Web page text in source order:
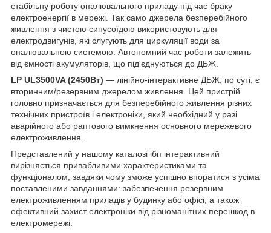
стабільну роботу опалювального приладу під час браку
електроенергії в мережі. Так само джерела безперебійного
живлення з чистою синусоїдою використовують для
електродвигунів, які слугують для циркуляції води за
опалювальною системою. Автономний час роботи залежить
від ємності акумуляторів, що під'єднуються до ДБЖ.
LP UL3500VA (2450Вт) — лінійно-інтерактивне ДБЖ, по суті, є
вторинним/резервним джерелом живлення. Цей пристрій
головно призначається для безперебійного живлення різних
технічних пристроїв і електроніки, який необхідний у разі
аварійного або раптового вимкнення основного мережевого
електроживлення.
Представлений у нашому каталозі ібп інтерактивний
вирізняється привабливими характеристиками та
функціоналом, завдяки чому зможе успішно впоратися з усіма
поставленими завданнями: забезпечення резервним
електроживленням приладів у будинку або офісі, а також
ефективний захист електроніки від різноманітних перешкод в
електромережі.